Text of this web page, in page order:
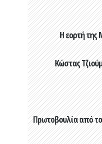
Η εορτή της
Κώστας
Πρωτοβουλία από το